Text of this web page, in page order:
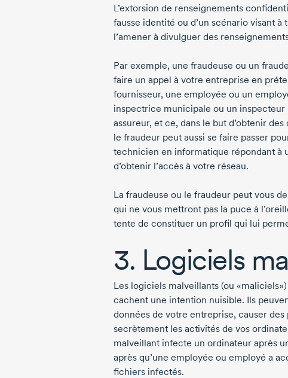
L’extorsion de renseignements
fausse identité ou d’un scénario visant
l’amener à divulguer des
Par exemple, une fraudeuse ou un
faire un appel à votre entreprise en
fournisseur, une employée ou un
inspectrice municipale ou un
assureur, et ce, dans le but d’obtenir
le fraudeur peut aussi se faire passer
technicien en informatique répondant à
d’obtenir l’accès à votre réseau.
La fraudeuse ou le fraudeur peut vous
qui ne vous mettront pas la puce à
tente de constituer un profil qui lui
3. Logiciels
Les logiciels malveillants (ou
cachent une intention nuisible. Ils
données de votre entreprise, causer
secrètement les activités de vos
malveillant infecte un ordinateur après
après qu’une employée ou employé a
fichiers infectés.